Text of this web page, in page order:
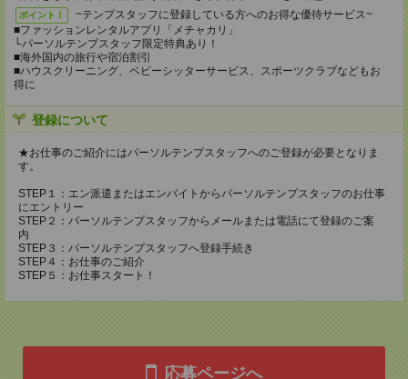
ポイント！
~テンプスタッフに登録している方へのお得な優待サービス~
■ファッションレンタルアプリ「メチャカリ」
└パーソルテンプスタッフ限定特典あり！
■海外国内の旅行や宿泊割引
■ハウスクリーニング、ベビーシッターサービス、スポーツクラブなどもお
得に
登録について
★お仕事のご紹介にはパーソルテンプスタッフへのご登録が必要となりま
す。
STEP１：エン派遣またはエンバイトからパーソルテンプスタッフのお仕事
にエントリー
STEP２：パーソルテンプスタッフからメールまたは電話にて登録のご案
内
STEP３：パーソルテンプスタッフへ登録手続き
STEP４：お仕事のご紹介
STEP５：お仕事スタート！
応募ページへ